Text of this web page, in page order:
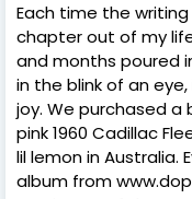
Each time the
chapter out of my
and months poured
in the blink of an
joy. We purchased
pink 1960 Cadillac
lil lemon in
album from